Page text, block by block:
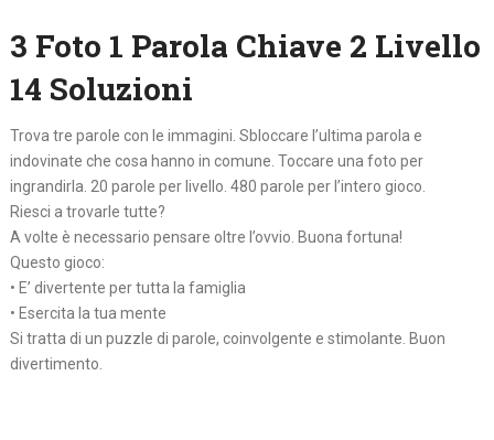
3 Foto 1 Parola Chiave 2 Livello
14 Soluzioni
Trova tre parole con le immagini. Sbloccare l’ultima parola e
indovinate che cosa hanno in comune. Toccare una foto per
ingrandirla. 20 parole per livello. 480 parole per l’intero gioco.
Riesci a trovarle tutte?
A volte è necessario pensare oltre l’ovvio. Buona fortuna!
Questo gioco:
• E’ divertente per tutta la famiglia
• Esercita la tua mente
Si tratta di un puzzle di parole, coinvolgente e stimolante. Buon
divertimento.